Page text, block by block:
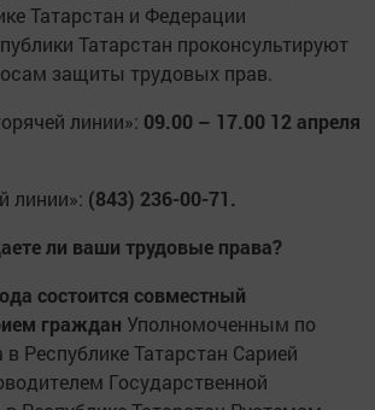
Татарстан и Федерации
Татарстан проконсультируют
защиты трудовых прав.
линии»: 09.00 – 17.00 12 апреля
линии»: (843) 236-00-71.
ли ваши трудовые права?
состоится совместный
граждан Уполномоченным по
Республике Татарстан Сарией
Государственной